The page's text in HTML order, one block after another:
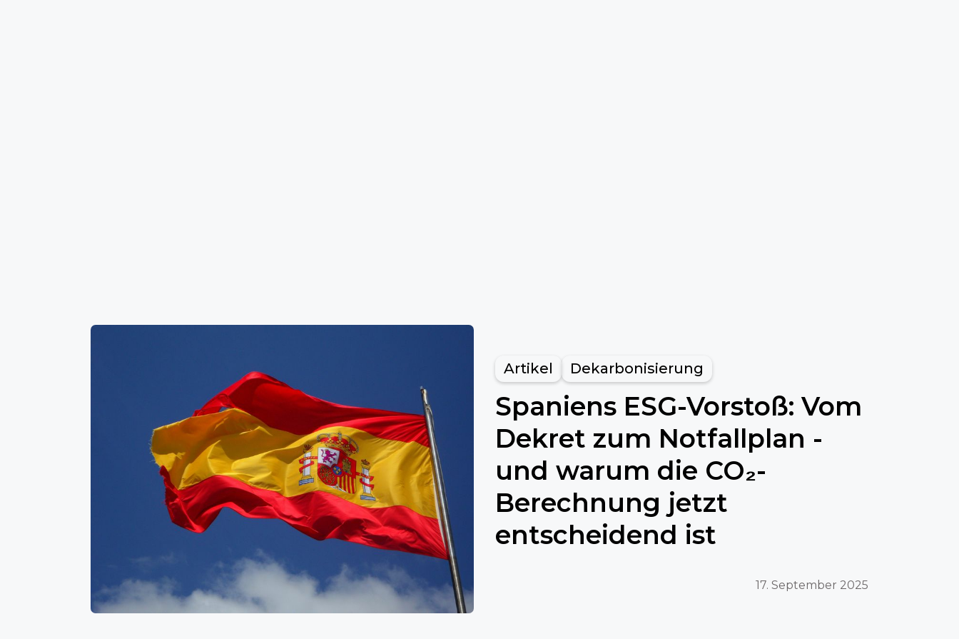
Artikel Dekarbonisierung
Spaniens ESG-Vorstoß: Vom
Dekret zum Notfallplan -
und warum die CO₂-
Berechnung jetzt
entscheidend ist
17. September 2025